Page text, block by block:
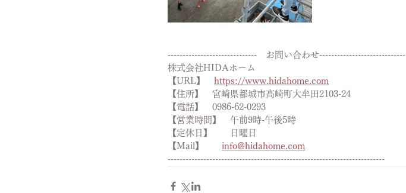
------------------------------　お問い合わせ-----------------------------
株式会社HIDAホーム
【URL】 https://www.hidahome.com
【住所】　宮崎県都城市高崎町大牟田2103-24
【電話】　0986-62-0293
【営業時間】　午前9時-午後5時
【定休日】　　日曜日
【Mail】 info@hidahome.com
-------------------------------------------------------------------------